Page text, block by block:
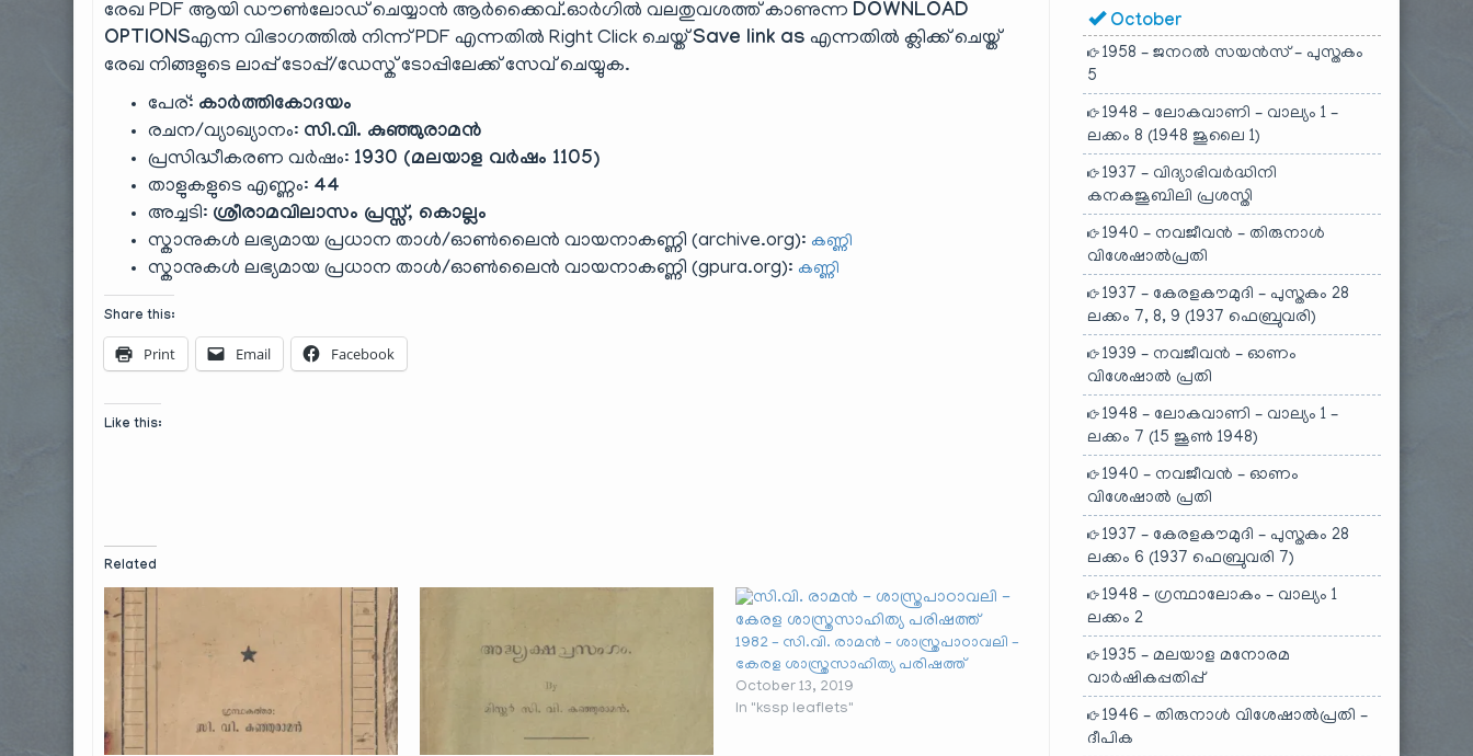
രേഖ PDF ആയി ഡൗൺലോഡ് ചെയ്യാൻ ആർക്കൈവ്.ഓർഗിൽ വലതുവശത്ത് കാണുന്ന DOWNLOAD
OPTIONSഎന്ന വിഭാഗത്തിൽ നിന്ന് PDF എന്നതിൽ Right Click ചെയ്ത്Save link as എന്നതിൽ ക്ലിക്ക് ചെയ്ത്
രേഖ നിങ്ങളുടെ ലാപ്പ് ടോപ്പ്/ഡേസ്ക് ടോപ്പിലേക്ക് സേവ് ചെയ്യുക.
പേര്: കാർത്തികോദയം
രചന/വ്യാഖ്യാനം: സി.വി. കുഞ്ഞുരാമൻ
പ്രസിദ്ധീകരണ വർഷം: 1930 (മലയാള വർഷം 1105)
താളുകളുടെ എണ്ണം: 44
അച്ചടി: ശ്രീരാമവിലാസം പ്രസ്സ്, കൊല്ലം
സ്കാനുകൾ ലഭ്യമായ പ്രധാന താൾ/ഓൺലൈൻ വായനാകണ്ണി (archive.org): കണ്ണി
സ്കാനുകൾ ലഭ്യമായ പ്രധാന താൾ/ഓൺലൈൻ വായനാകണ്ണി (gpura.org): കണ്ണി
Share this:
Print Email Facebook
Like this:
Related
1982 – സി.വി. രാമൻ – ശാസ്ത്രപാഠാവലി –
കേരള ശാസ്ത്രസാഹിത്യ പരിഷത്ത്
October 13, 2019
In "kssp leaflets"
October
1958 – ജനറൽ സയൻസ് – പുസ്തകം
5
1948 – ലോകവാണി – വാല്യം 1 –
ലക്കം 8 (1948 ജൂലൈ 1)
1937 – വിദ്യാഭിവർദ്ധിനി
കനകജൂബിലി പ്രശസ്തി
1940 – നവജീവൻ – തിരുനാൾ
വിശേഷാൽപ്രതി
1937 – കേരളകൗമുദി – പുസ്തകം 28
ലക്കം 7, 8, 9 (1937 ഫെബ്രുവരി)
1939 – നവജീവൻ – ഓണം
വിശേഷാൽ പ്രതി
1948 – ലോകവാണി – വാല്യം 1 –
ലക്കം 7 (15 ജൂൺ 1948)
1940 – നവജീവൻ – ഓണം
വിശേഷാൽ പ്രതി
1937 – കേരളകൗമുദി – പുസ്തകം 28
ലക്കം 6 (1937 ഫെബ്രുവരി 7)
1948 – ഗ്രന്ഥാലോകം – വാല്യം 1
ലക്കം 2
1935 – മലയാള മനോരമ
വാർഷികപ്പതിപ്പ്
1946 – തിരുനാൾ വിശേഷാൽപ്രതി –
ദീപിക